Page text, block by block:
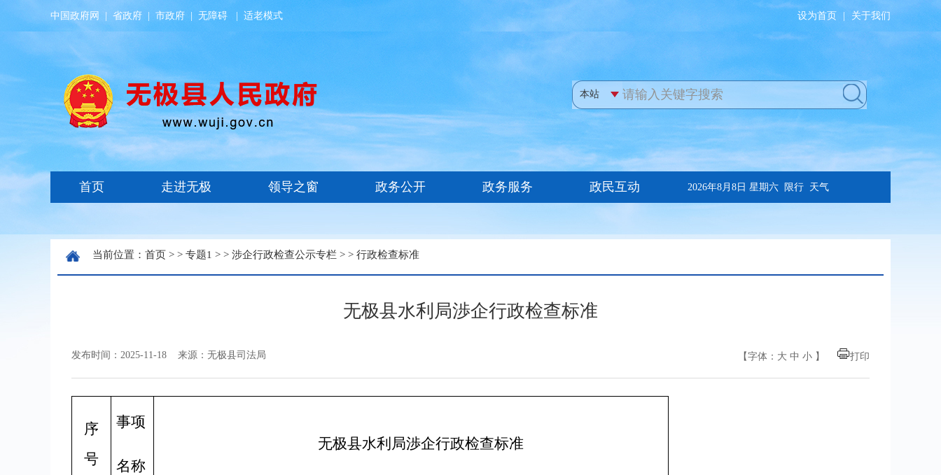
中国政府网 省政府 市政府 无障碍 适老模式 设为首页 关于我们
当前位置： 首页 > > 专题1 > > 涉企行政检查公示专栏 > > 行政检查标准
无极县水利局渉企行政检查标准
发布时间：2025-11-18 来源：无极县司法局 【字体： 大 中 小 】 打印
序
号
事项
名称
无极县水利局渉企行政检查标准